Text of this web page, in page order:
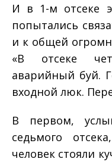
И в 1­-м отсеке
попытались
и к общей
«В отсеке
аварийный буй.
входной люк.
В первом,
седьмого
человек стояли